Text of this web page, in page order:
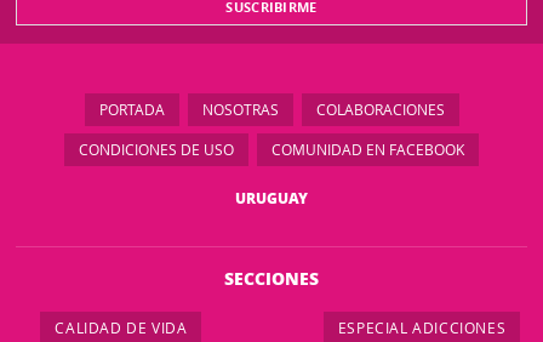
PORTADA NOSOTRAS COLABORACIONES
CONDICIONES DE USO COMUNIDAD EN FACEBOOK
URUGUAY
SECCIONES
CALIDAD DE VIDA ESPECIAL ADICCIONES